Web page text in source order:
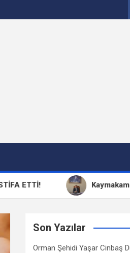
Kaymakam Zafer
Son Yazılar
Orman Şehidi Yaşar Cinbaş